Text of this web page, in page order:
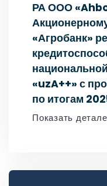
РА ООО
«Агробанк»
«uzA++» с
по итогам
Показать